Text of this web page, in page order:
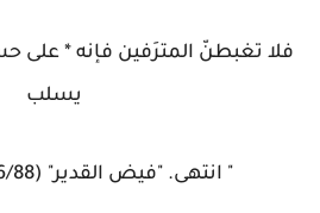
فلا تغبطنّ المترَفين فإنه * على
يسلب
" انتهى. "فيض القدير" (6/88)...والله أعلم .